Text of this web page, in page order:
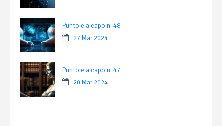
Punto e a capo n. 48
27 Mar 2024
Punto e a capo n. 47
20 Mar 2024